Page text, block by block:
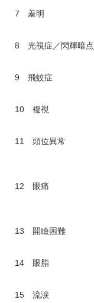
7 羞明
8 光視症／閃輝暗点
9 飛蚊症
10 複視
11 頭位異常
12 眼痛
13 開瞼困難
14 眼脂
15 流涙